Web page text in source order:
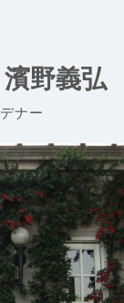
野義弘
ナー